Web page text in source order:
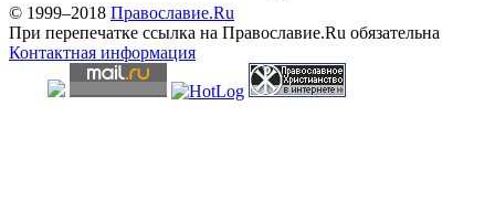
© 1999–2018 Православие.Ru
При перепечатке ссылка на Православие.Ru обязательна
Контактная информация